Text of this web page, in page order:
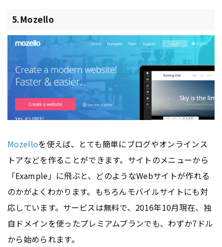
5.Mozello
Mozelloを使えば、とても簡単にブログやオンラインス
トアなどを作ることができます。サイトのメニューから
「Example」に飛ぶと、どのようなWebサイトが作れる
のかがよくわかります。もちろんモバイルサイトにも対
応しています。サービスは無料で、2016年10月現在、独
自 ドメインを使ったプレミアムプランでも、わずか7ドル
から始められます。